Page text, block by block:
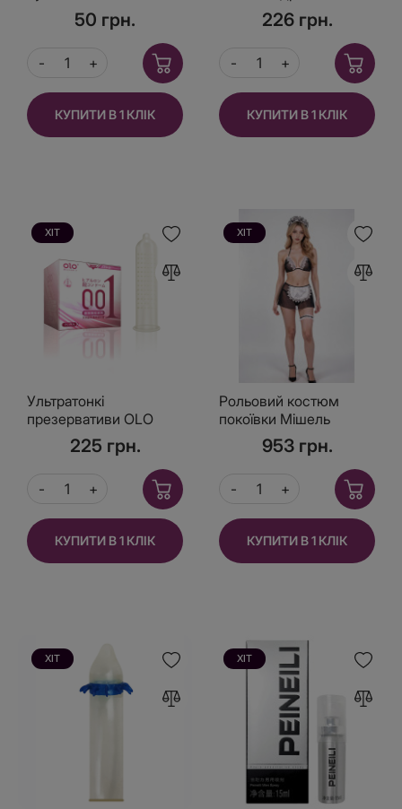
шт зелена упаковка
50 грн.
КУПИТИ В 1 КЛІК
226 грн.
КУПИТИ В 1 КЛІК
ХІТ
Ультратонкі
презервативи OLO
Climax з гілауроной
кислотою в якості
225 грн.
КУПИТИ В 1 КЛІК
ХІТ
Рольовий костюм
покоївки Мішель
953 грн.
КУПИТИ В 1 КЛІК
ХІТ ХІТ